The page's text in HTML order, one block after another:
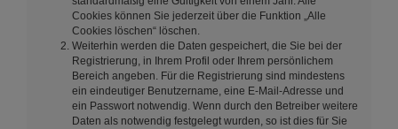
Cookies können Sie jederzeit über die Funktion „Alle
Cookies löschen“ löschen.
Weiterhin werden die Daten gespeichert, die Sie bei der
Registrierung, in Ihrem Profil oder Ihrem persönlichem
Bereich angeben. Für die Registrierung sind mindestens
ein eindeutiger Benutzername, eine E-Mail-Adresse und
ein Passwort notwendig. Wenn durch den Betreiber weitere
Daten als notwendig festgelegt wurden, so ist dies für Sie